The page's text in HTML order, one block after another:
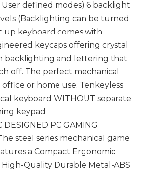
User defined modes) 6 backlight
(Backlighting can be turned
up keyboard comes with
keycaps offering crystal
backlighting and lettering that
off. The perfect mechanical
or home use. Tenkeyless
keyboard WITHOUT separate
keypad
DESIGNED PC GAMING
steel series mechanical game
a Compact Ergonomic
High-Quality Durable Metal-ABS